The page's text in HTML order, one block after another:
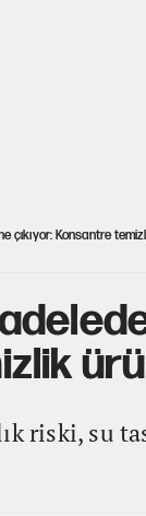
çıkıyor: Konsantre
riski, su